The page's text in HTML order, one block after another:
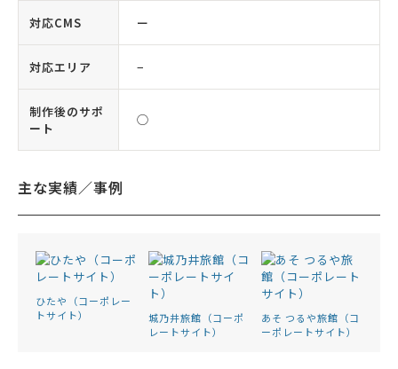
対応CMS ー
対応エリア −
制作後のサポ
ート
◯
主な実績／事例
ひたや（コーポレー
トサイト）
城乃井旅館（コーポ
レートサイト）
あそ つるや旅館（コ
ーポレートサイト）